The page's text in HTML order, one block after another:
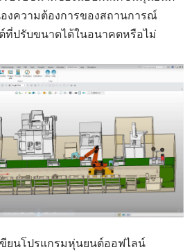
งความต้องการของสถานการณ์
ที่ปรับขนาดได้ในอนาคตหรือไม่
ยนโปรแกรมหุ่นยนต์ออฟไลน์